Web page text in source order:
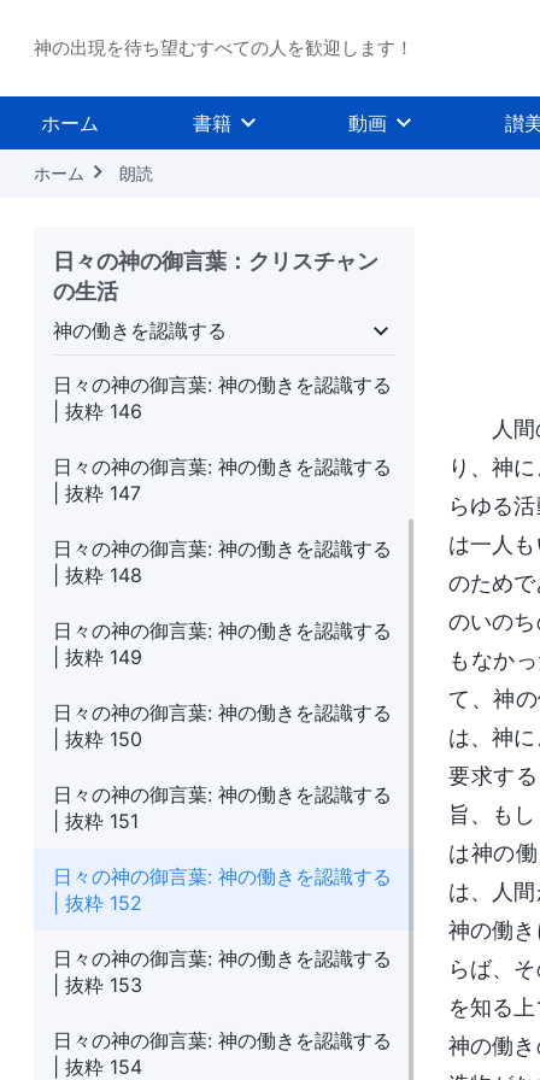
神の出現を待ち望むすべての人を歓迎します！
ホーム 書籍 動画 讃
ホーム 朗読
日々の神の御言葉：クリスチャン
の生活
神の働きを認識する
受肉 神の働きを認識する 神の性質、およ
日々の神の御言葉: 神の働きを認識する
日々の神の御言葉: 神の働きを認識する
| 抜粋 143
| 抜粋 144
日々の神の御言葉: 神の働きを認識する
| 抜粋 145
日々の神の御言葉: 神の働きを認識する
| 抜粋 146
日々の神の御言葉: 神の働きを認識する
| 抜粋 147
日々の神の御言葉: 神の働きを認識する
| 抜粋 148
日々の神の御言葉: 神の働きを認識する
| 抜粋 149
日々の神の御言葉: 神の働きを認識する
| 抜粋 150
日々の神の御言葉: 神の働きを認識する
| 抜粋 151
日々の神の御言葉: 神の働きを認識する
| 抜粋 152
日々の神の御言葉: 神の働きを認識する
| 抜粋 153
日々の神の御言葉: 神の働きを認識する
| 抜粋 154
人
り、神
らゆる
は一人
のため
のいの
もなか
て、神
は、神
要求す
旨、も
は神の
は、人
神の働
らば、
を知る
神の働